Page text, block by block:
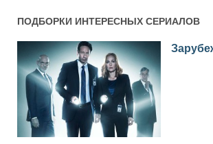
ПОДБОРКИ ИНТЕРЕСНЫХ СЕРИАЛОВ